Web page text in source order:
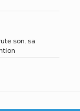
son. sa